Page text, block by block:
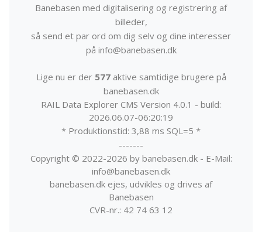
Banebasen med digitalisering og registrering af
billeder,
så send et par ord om dig selv og dine interesser
på info@banebasen.dk
Lige nu er der 577aktive samtidige brugere på
banebasen.dk
RAIL Data Explorer CMS Version 4.0.1 - build:
2026.06.07-06:20:19
* Produktionstid: 3,88 ms SQL=5 *
-------
Copyright © 2022-2026 by banebasen.dk - E-Mail:
info@banebasen.dk
banebasen.dk ejes, udvikles og drives af
Banebasen
CVR-nr.: 42 74 63 12